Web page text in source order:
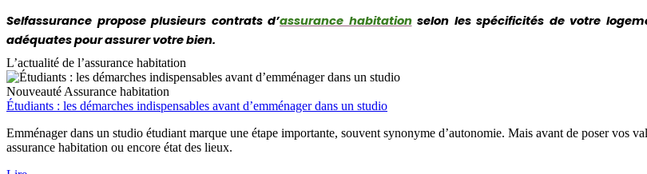
Selfassurance propose plusieurs contrats d’assurance habitationselon les spécificités de votre
adéquates pour assurer votre bien.
L’actualité de l’assurance habitation
Nouveauté Assurance habitation
Étudiants : les démarches indispensables avant d’emménager dans un studio
Emménager dans un studio étudiant marque une étape importante, souvent synonyme d’autonomie. Mais avant de poser vos
assurance habitation ou encore état des lieux.